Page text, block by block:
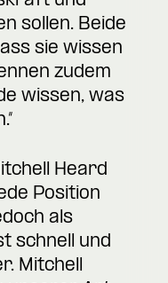
sollen. Beide
sie wissen
zudem
wissen, was
Heard
Position
als
schnell und
Mitchell